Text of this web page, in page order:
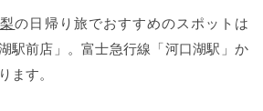
の日帰り旅でおすすめのスポットは
駅前店」。富士急行線「河口湖駅」か
ます。